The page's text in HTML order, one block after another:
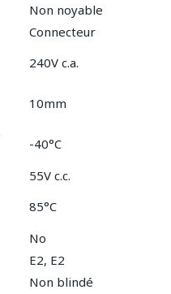
Non noyable
Connecteur
240V c.a.
10mm
-40°C
55V c.c.
85°C
No
E2, E2
Non blindé